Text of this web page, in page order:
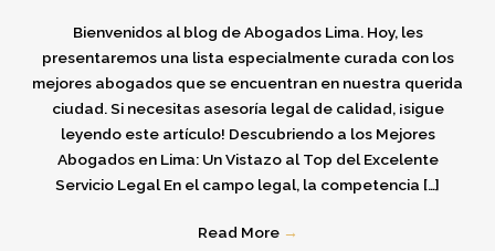
Bienvenidos al blog de Abogados Lima. Hoy, les
presentaremos una lista especialmente curada con los
mejores abogados que se encuentran en nuestra querida
ciudad. Si necesitas asesoría legal de calidad, ¡sigue
leyendo este artículo! Descubriendo a los Mejores
Abogados en Lima: Un Vistazo al Top del Excelente
Servicio Legal En el campo legal, la competencia […]
Read More →